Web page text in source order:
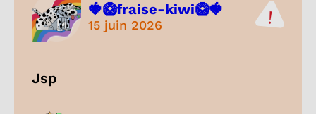
🍓🥝fraise-kiwi🥝🍓
15 juin 2026
Jsp